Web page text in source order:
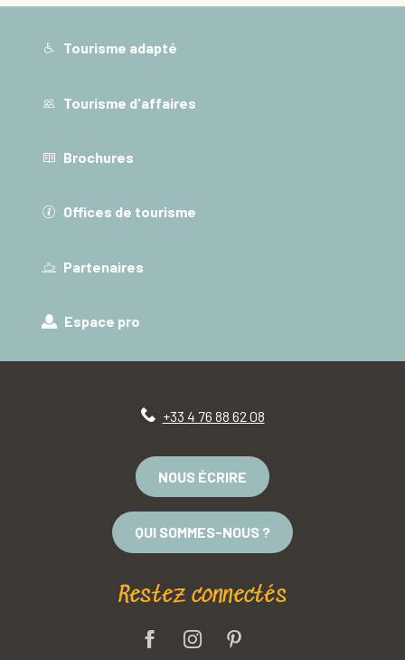
Tourisme adapté
Tourisme d'affaires
Brochures
Offices de tourisme
Partenaires
Espace pro
+33 4 76 88 62 08
NOUS ÉCRIRE
QUI SOMMES-NOUS ?
Restez connectés